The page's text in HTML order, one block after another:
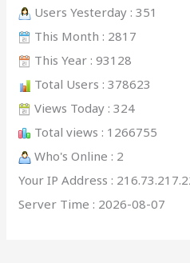
Users Yesterday : 351
This Month : 2817
This Year : 93128
Total Users : 378623
Views Today : 324
Total views : 1266755
Who's Online : 2
Your IP Address :
Server Time : 2026-08-07